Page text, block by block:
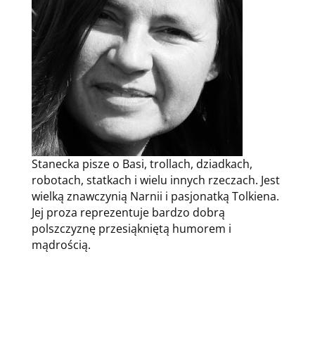
Stanecka pisze o Basi, trollach, dziadkach,
robotach, statkach i wielu innych rzeczach. Jest
wielką znawczynią Narnii i pasjonatką Tolkiena.
Jej proza reprezentuje bardzo dobrą
polszczyznę przesiąkniętą humorem i
mądrością.